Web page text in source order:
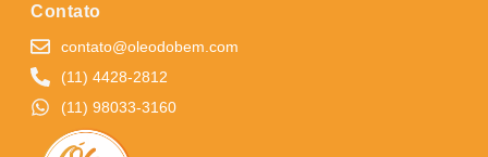
Contato
contato@oleodobem.com
(11) 4428-2812
(11) 98033-3160